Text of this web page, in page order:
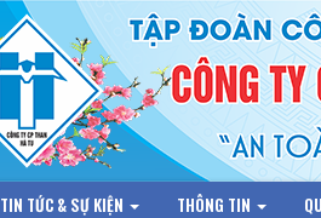
TIN TỨC & SỰ KIỆN THÔNG TIN